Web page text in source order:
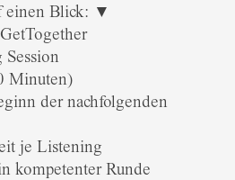
einen Blick: ▼
Minuten)
der nachfolgenden
je Listening
kompetenter Runde